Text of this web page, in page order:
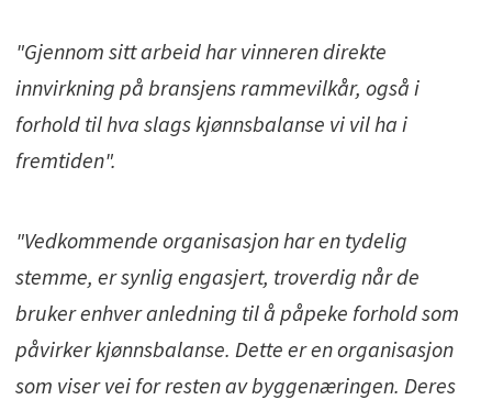
"Gjennom sitt arbeid har vinneren direkte
innvirkning på bransjens rammevilkår, også i
forhold til hva slags kjønnsbalanse vi vil ha i
fremtiden".
"Vedkommende organisasjon haren tydelig
stemme, er synlig engasjert, troverdig nårde
bruker enhver anledning til å påpeke forhold som
påvirker kjønnsbalanse. Dette er enorganisasjon
som viser veiforresten av byggenæringen. Deres